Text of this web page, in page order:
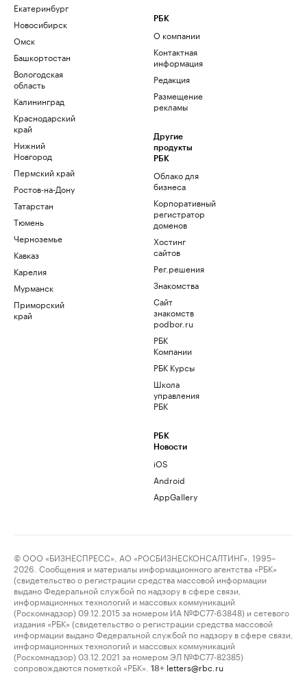
Екатеринбург
Новосибирск
Омск
Башкортостан
Вологодская
область
Калининград
Краснодарский
край
Нижний
Новгород
Пермский край
Ростов-на-Дону
Татарстан
Тюмень
Черноземье
Кавказ
Карелия
Мурманск
Приморский
край
РБК
О компании
Контактная
информация
Редакция
Размещение
рекламы
Другие
продукты
РБК
Облако для
бизнеса
Корпоративный
регистратор
доменов
Хостинг
сайтов
Рег.решения
Знакомства
Сайт
знакомств
podbor.ru
РБК
Компании
РБК Курсы
Школа
управления
РБК
РБК
Новости
iOS
Android
AppGallery
© ООО «БИЗНЕСПРЕСС», АО «РОСБИЗНЕСКОНСАЛТИНГ», 1995–
2026. Сообщения и материалы информационного агентства «РБК»
(свидетельство о регистрации средства массовой информации
выдано Федеральной службой по надзору в сфере связи,
информационных технологий и массовых коммуникаций
(Роскомнадзор) 09.12.2015 за номером ИА №ФС77-63848) и сетевого
издания «РБК» (свидетельство о регистрации средства массовой
информации выдано Федеральной службой по надзору в сфере связи,
информационных технологий и массовых коммуникаций
(Роскомнадзор) 03.12.2021 за номером ЭЛ №ФС77-82385)
сопровождаются пометкой «РБК».
18+ letters@rbc.ru